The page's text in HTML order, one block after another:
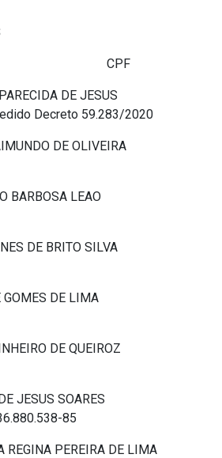
CPF
DE JESUS
Decreto 59.283/2020
DE OLIVEIRA
BARBOSA LEAO
DE BRITO SILVA
GOMES DE LIMA
DE QUEIROZ
SOARES
85
PEREIRA DE LIMA